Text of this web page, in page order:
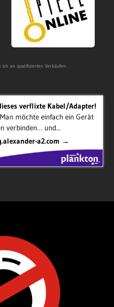
ich an qualifizierten Verkäufen.
verflixte Kabel/Adapter!
möchte einfach ein Gerät
verbinden… und...
a2.com →